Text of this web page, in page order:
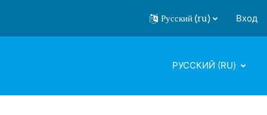
Русский ‎(ru)‎ Вход
РУССКИЙ ‎(RU)‎